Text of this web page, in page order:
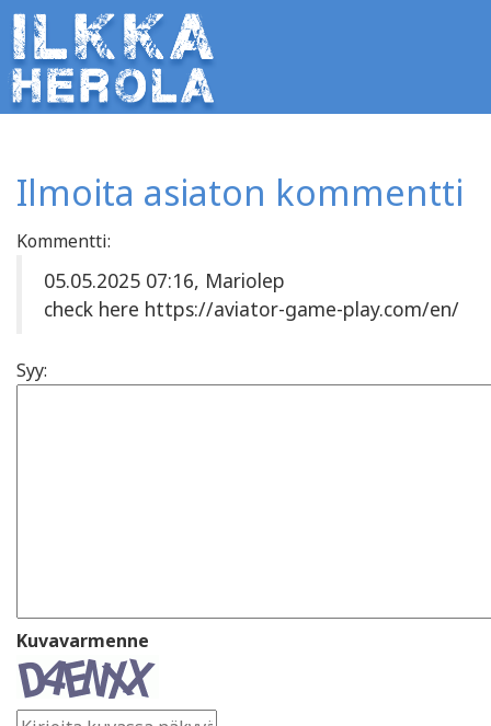
Ilmoita asiaton kommentti
Kommentti:
05.05.2025 07:16, Mariolep
check here https://aviator-game-play.com/en/
Syy:
Kuvavarmenne